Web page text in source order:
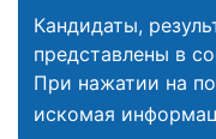
Кандидаты,
представлены в
При нажатии на
искомая